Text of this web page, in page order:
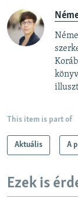
This item is part of
Aktuális A
Ezek is